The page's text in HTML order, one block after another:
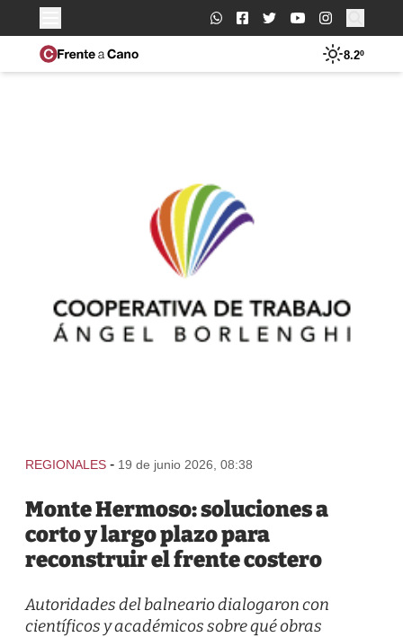
Buscar:
8.2º
REGIONALES - 19 de junio 2026, 08:38
Monte Hermoso: soluciones a
corto y largo plazo para
reconstruir el frente costero
Autoridades del balneario dialogaron con
científicos y académicos sobre qué obras